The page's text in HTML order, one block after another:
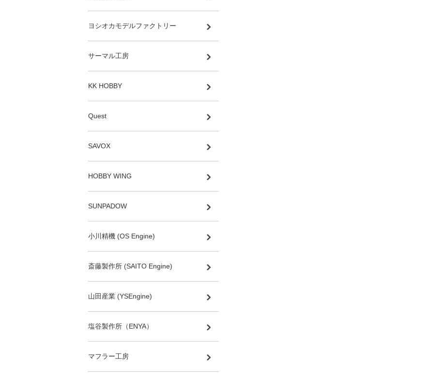
ヨシオカモデルファクトリー
サーマル工房
KK HOBBY
Quest
SAVOX
HOBBY WING
SUNPADOW
小川精機 (OS Engine)
斎藤製作所 (SAITO Engine)
山田産業 (YSEngine)
塩谷製作所（ENYA）
マフラー工房